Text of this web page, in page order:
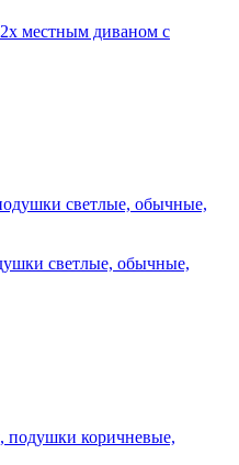
местным диваном с
светлые, обычные,